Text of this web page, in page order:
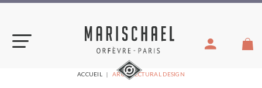
Aller
VOUS
ÊTES
ACCUEIL ARCHITECTURAL DESIGN